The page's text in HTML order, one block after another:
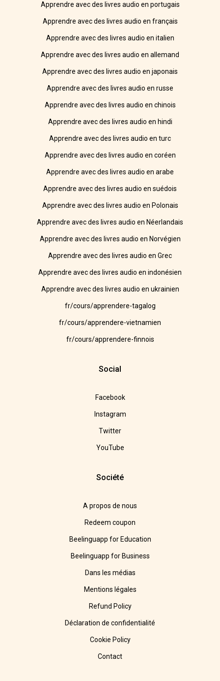
Apprendre avec des livres audio en portugais
Apprendre avec des livres audio en français
Apprendre avec des livres audio en italien
Apprendre avec des livres audio en allemand
Apprendre avec des livres audio en japonais
Apprendre avec des livres audio en russe
Apprendre avec des livres audio en chinois
Apprendre avec des livres audio en hindi
Apprendre avec des livres audio en turc
Apprendre avec des livres audio en coréen
Apprendre avec des livres audio en arabe
Apprendre avec des livres audio en suédois
Apprendre avec des livres audio en Polonais
Apprendre avec des livres audio en Néerlandais
Apprendre avec des livres audio en Norvégien
Apprendre avec des livres audio en Grec
Apprendre avec des livres audio en indonésien
Apprendre avec des livres audio en ukrainien
fr/cours/apprendere-tagalog
fr/cours/apprendere-vietnamien
fr/cours/apprendere-finnois
Social
Facebook
Instagram
Twitter
YouTube
Société
A propos de nous
Redeem coupon
Beelinguapp for Education
Beelinguapp for Business
Dans les médias
Mentions légales
Refund Policy
Déclaration de confidentialité
Cookie Policy
Contact